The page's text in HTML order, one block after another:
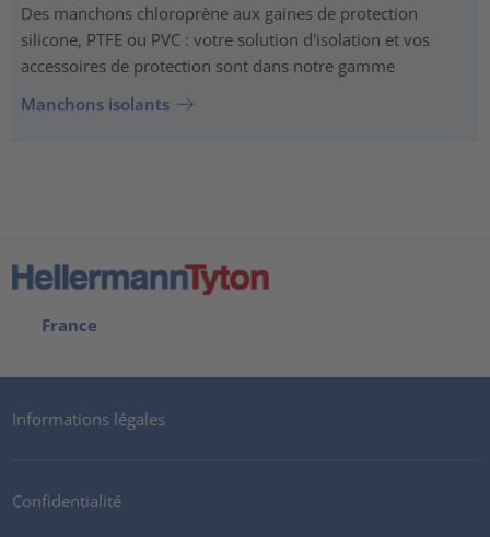
Des manchons chloroprène aux gaines de protection
silicone, PTFE ou PVC : votre solution d'isolation et vos
accessoires de protection sont dans notre gamme
Manchons isolants
France
Informations légales
Confidentialité